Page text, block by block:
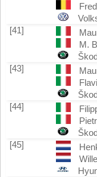
[41]
M.
[43]
[44]
[45]